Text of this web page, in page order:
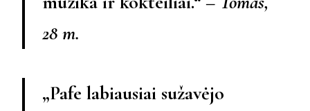
28 m.
„Pafe labiausiai sužavėjo